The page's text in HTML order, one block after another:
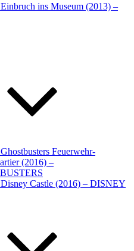
ins Museum (2013) –
Feuerwehr-
(2016) –
Castle (2016) – DISNEY